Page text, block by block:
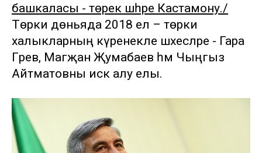
башкаласы - төрек шәһәре Кастамону./
Төрки дөньяда 2018 ел – төрки
халыкларның күренекле шәхесләре - Гара
Гәрәев, Магҗан Җумабаев һәм Чыңгыз
Айтматовны искә алу елы.